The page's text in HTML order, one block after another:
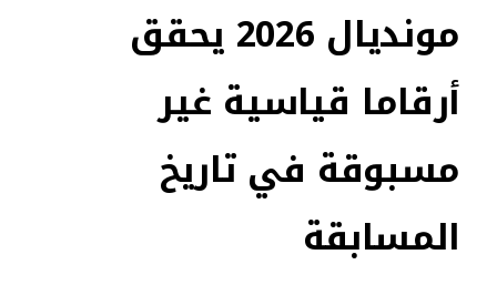
مونديال 2026 يحقق
أرقاما قياسية غير
مسبوقة في تاريخ
المسابقة